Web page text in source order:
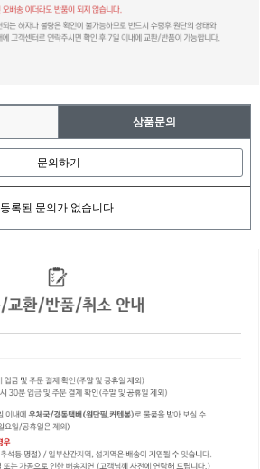
상품문의
문의하기
등록된 문의가 없습니다.